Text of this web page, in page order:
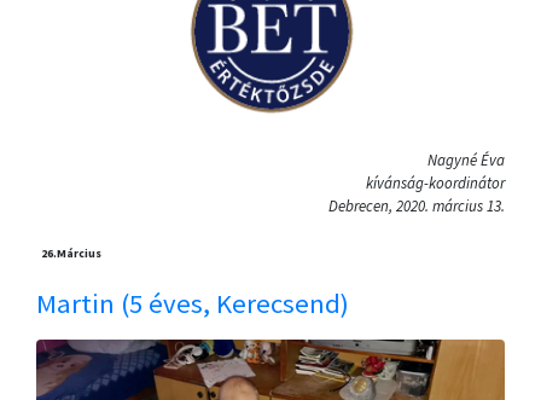
Nagyné Éva
kívánság-koordinátor
Debrecen, 2020. március 13.
26.Március
Martin (5 éves, Kerecsend)